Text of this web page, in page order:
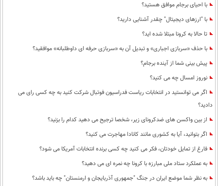
با احیای برجام موافق هستید؟
با "ارزهای دیجیتال" چقدر آشنایی دارید؟
تا حالا به کرونا مبتلا شده اید؟
با حذف «سربازی اجباری» و تبدیل آن به «سربازی حرفه ای داوطلبانه» موافقید؟
پیش بینی شما از آینده برجام؟
نوروز امسال چه می کنید؟
اگر می توانستید در انتخابات ریاست فدراسیون فوتبال شرکت کنید به چه کسی رای می
دادید؟
از بین واکسن های ضدکرونای زیر، شخصا ترجیح می دهید کدام را بزنید؟
اگر بتوانید، آیا به کشوری مانند کانادا مهاجرت می کنید؟
فارغ از تمایل خودتان، فکر می کنید چه کسی برنده انتخابات آمریکا می شود؟
به عملکرد ستاد ملی مبارزه با کرونا چه نمره ای می دهید؟
به نظر شما موضع ایران در جنگ "جمهوری آذربایجان و ارمنستان" چه باید باشد؟